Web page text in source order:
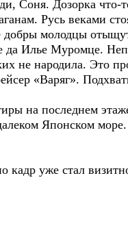
Соня. Дозорка
Русь веками
молодцы
да Илье Муромце.
не народила. Это
«Варяг».
на последнем
Японском
кадр уже стал